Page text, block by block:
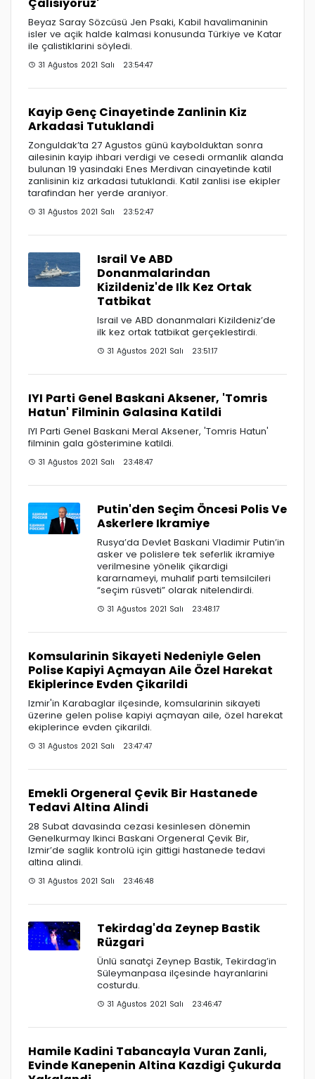
Beyaz Saray Sözcüsü Jen Psaki, Kabil havalimaninin
isler ve açik halde kalmasi konusunda Türkiye ve Katar
ile çalistiklarini söyledi.
31 Ağustos 2021 Salı 23:54:47
Kayip Genç Cinayetinde Zanlinin Kiz
Arkadasi Tutuklandi
Zonguldak’ta 27 Agustos günü kaybolduktan sonra
ailesinin kayip ihbari verdigi ve cesedi ormanlik alanda
bulunan 19 yasindaki Enes Merdivan cinayetinde katil
zanlisinin kiz arkadasi tutuklandi. Katil zanlisi ise ekipler
tarafindan her yerde araniyor.
31 Ağustos 2021 Salı 23:52:47
Israil Ve ABD
Donanmalarindan
Kizildeniz'de Ilk Kez Ortak
Tatbikat
Israil ve ABD donanmalari Kizildeniz’de
ilk kez ortak tatbikat gerçeklestirdi.
31 Ağustos 2021 Salı 23:51:17
IYI Parti Genel Baskani Aksener, 'Tomris
Hatun' Filminin Galasina Katildi
IYI Parti Genel Baskani Meral Aksener, 'Tomris Hatun'
filminin gala gösterimine katildi.
31 Ağustos 2021 Salı 23:48:47
Putin'den Seçim Öncesi Polis Ve
Askerlere Ikramiye
Rusya’da Devlet Baskani Vladimir Putin’in
asker ve polislere tek seferlik ikramiye
verilmesine yönelik çikardigi
kararnameyi, muhalif parti temsilcileri
“seçim rüsveti” olarak nitelendirdi.
31 Ağustos 2021 Salı 23:48:17
Komsularinin Sikayeti Nedeniyle Gelen
Polise Kapiyi Açmayan Aile Özel Harekat
Ekiplerince Evden Çikarildi
Izmir'in Karabaglar ilçesinde, komsularinin sikayeti
üzerine gelen polise kapiyi açmayan aile, özel harekat
ekiplerince evden çikarildi.
31 Ağustos 2021 Salı 23:47:47
Emekli Orgeneral Çevik Bir Hastanede
Tedavi Altina Alindi
28 Subat davasinda cezasi kesinlesen dönemin
Genelkurmay Ikinci Baskani Orgeneral Çevik Bir,
Izmir’de saglik kontrolü için gittigi hastanede tedavi
altina alindi.
31 Ağustos 2021 Salı 23:46:48
Tekirdag'da Zeynep Bastik
Rüzgari
Ünlü sanatçi Zeynep Bastik, Tekirdag’in
Süleymanpasa ilçesinde hayranlarini
costurdu.
31 Ağustos 2021 Salı 23:46:47
Hamile Kadini Tabancayla Vuran Zanli,
Evinde Kanepenin Altina Kazdigi Çukurda